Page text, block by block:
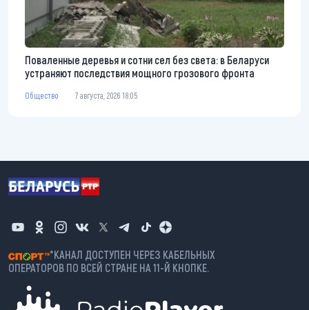
Поваленные деревья и сотни сел без света: в Беларуси
устраняют последствия мощного грозового фронта
Общество 7 августа, 2026 18:05
*КАНАЛ ДОСТУПЕН ЧЕРЕЗ КАБЕЛЬНЫХ
ОПЕРАТОРОВ ПО ВСЕЙ СТРАНЕ НА 11-Й КНОПКЕ.